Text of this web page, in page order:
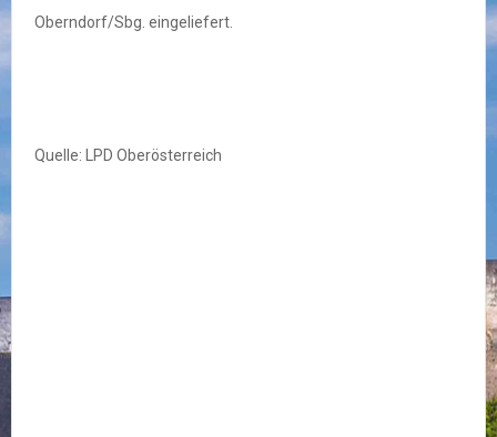
Oberndorf/Sbg. eingeliefert.
Quelle: LPD Oberösterreich